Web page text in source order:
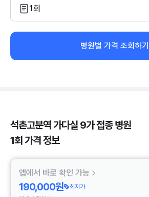
1회
병원별 가격 조회하기
석촌고분역 가다실 9가 접종 병원
1회 가격 정보
앱에서 바로 확인 가능
190,000원
최저가